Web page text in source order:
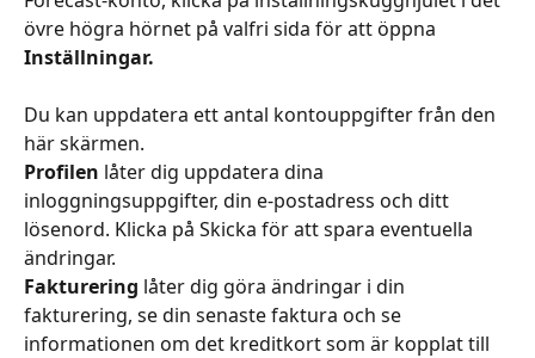
övre högra hörnet på valfri sida för att öppna
Inställningar.
Du kan uppdatera ett antal kontouppgifter från den
här skärmen.
Profilen låter dig uppdatera dina
inloggningsuppgifter, din e-postadress och ditt
lösenord. Klicka på Skicka för att spara eventuella
ändringar.
Fakturering låter dig göra ändringar i din
fakturering, se din senaste faktura och se
informationen om det kreditkort som är kopplat till